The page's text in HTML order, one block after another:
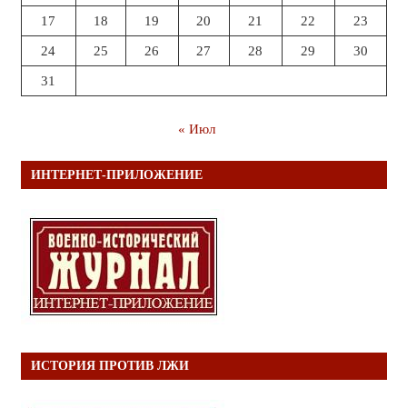
17 18 19 20 21 22 23
24 25 26 27 28 29 30
31
« Июл
ИНТЕРНЕТ-ПРИЛОЖЕНИЕ
ИСТОРИЯ ПРОТИВ ЛЖИ